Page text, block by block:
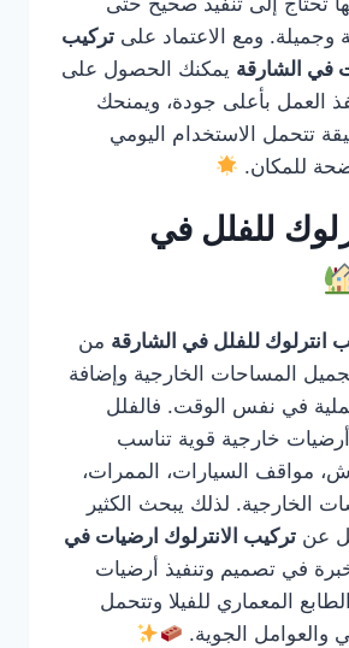
وجميلة. ومع الاعتماد على تركيب
في الشارقة يمكنك الحصول على
العمل بأعلى جودة، ويمنحك
تتحمل الاستخدام اليومي
للمكان.
للفلل في
انترلوك للفلل في الشارقة من
المساحات الخارجية وإضافة
في نفس الوقت. فالفلل
أرضيات خارجية قوية تناسب
مواقف السيارات، الممرات،
الخارجية. لذلك يبحث الكثير
عن تركيب الانترلوك ارضيات في
في تصميم وتنفيذ أرضيات
المعماري للفيلا وتتحمل
والعوامل الجوية.